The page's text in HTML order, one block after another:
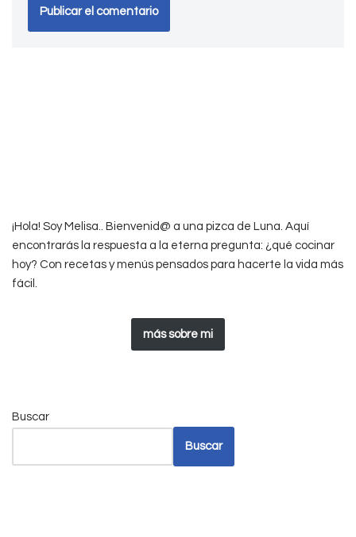
¡Hola! Soy Melisa.. Bienvenid@ a una pizca de Luna. Aquí
encontrarás la respuesta a la eterna pregunta: ¿qué cocinar
hoy? Con recetas y menús pensados para hacerte la vida más
fácil.
más sobre mi
Buscar
Buscar